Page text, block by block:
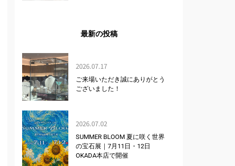
最新の投稿
2026.07.17
ご来場いただき誠にありがとう
ございました！
2026.07.02
SUMMER BLOOM 夏に咲く世界
の宝石展｜7月11日・12日
OKADA本店で開催